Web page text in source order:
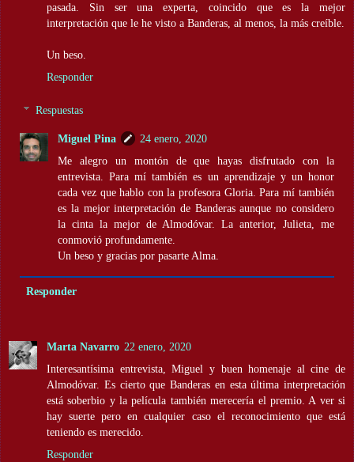
pasada. Sin ser una experta, coincido que es la mejor
interpretación que le he visto a Banderas, al menos, la más creíble.
Un beso.
Responder
Respuestas
Miguel Pina
24 enero, 2020
Me alegro un montón de que hayas disfrutado con la
entrevista. Para mí también es un aprendizaje y un honor
cada vez que hablo con la profesora Gloria. Para mí también
es la mejor interpretación de Banderas aunque no considero
la cinta la mejor de Almodóvar. La anterior, Julieta, me
conmovió profundamente.
Un beso y gracias por pasarte Alma.
Responder
Marta Navarro 22 enero, 2020
Interesantísima entrevista, Miguel y buen homenaje al cine de
Almodóvar. Es cierto que Banderas en esta última interpretación
está soberbio y la película también merecería el premio. A ver si
hay suerte pero en cualquier caso el reconocimiento que está
teniendo es merecido.
Responder